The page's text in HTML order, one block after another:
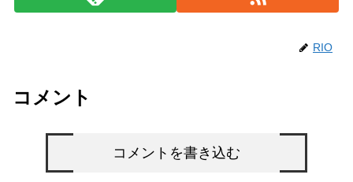
RIO
コメント
コメントを書き込む